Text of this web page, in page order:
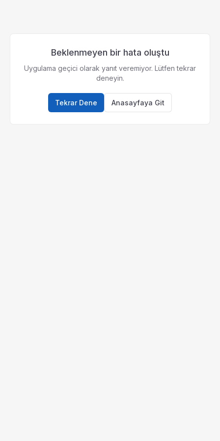
Beklenmeyen bir hata oluştu
Uygulama geçici olarak yanıt veremiyor. Lütfen tekrar
deneyin.
Tekrar Dene Anasayfaya Git